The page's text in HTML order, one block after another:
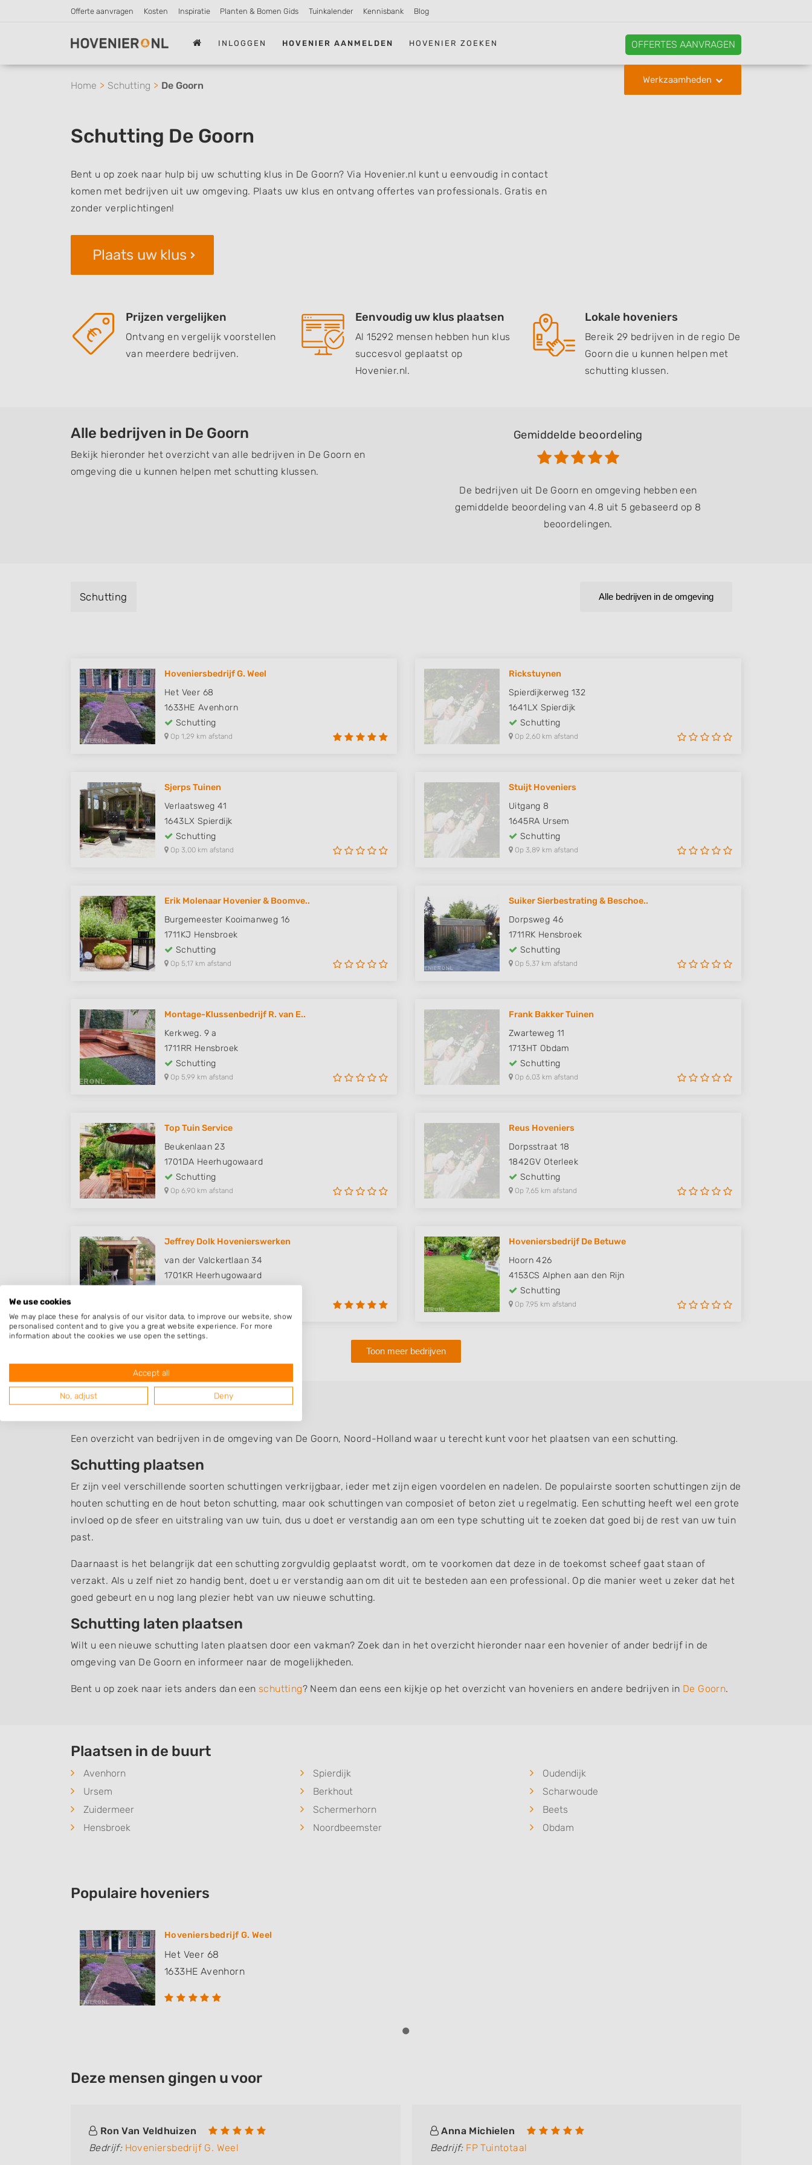
Offerte aanvragen Kosten Inspiratie Planten & Bomen Gids Tuinkalender Kennisbank Blog
INLOGGEN HOVENIER AANMELDEN HOVENIER ZOEKEN OFFERTES AANVRAGEN
Werkzaamheden
Home Schutting De Goorn
Schutting De Goorn
Bent u op zoek naar hulp bij uw schutting klus in De Goorn? Via Hovenier.nl kunt u eenvoudig in contact
komen met bedrijven uit uw omgeving. Plaats uw klus en ontvang offertes van professionals. Gratis en
zonder verplichtingen!
Plaats uw klus
Prijzen vergelijken
Ontvang en vergelijk voorstellen
van meerdere bedrijven.
Eenvoudig uw klus plaatsen
Al 15292 mensen hebben hun klus
succesvol geplaatst op
Hovenier.nl.
Lokale hoveniers
Bereik 29 bedrijven in de regio De
Goorn die u kunnen helpen met
schutting klussen.
Alle bedrijven in De Goorn
Bekijk hieronder het overzicht van alle bedrijven in De Goorn en
omgeving die u kunnen helpen met schutting klussen.
Gemiddelde beoordeling
De bedrijven uit De Goorn en omgeving hebben een
gemiddelde beoordeling van 4.8 uit 5 gebaseerd op 8
beoordelingen.
Schutting Alle bedrijven in de omgeving
Hoveniersbedrijf G. Weel
Het Veer 68
1633HE Avenhorn
Schutting
Op 1,29 km afstand
Rickstuynen
Spierdijkerweg 132
1641LX Spierdijk
Schutting
Op 2,60 km afstand
Sjerps Tuinen
Verlaatsweg 41
1643LX Spierdijk
Schutting
Op 3,00 km afstand
Stuijt Hoveniers
Uitgang 8
1645RA Ursem
Schutting
Op 3,89 km afstand
Erik Molenaar Hovenier & Boomve..
Burgemeester Kooimanweg 16
1711KJ Hensbroek
Schutting
Op 5,17 km afstand
Suiker Sierbestrating & Beschoe..
Dorpsweg 46
1711RK Hensbroek
Schutting
Op 5,37 km afstand
Montage-Klussenbedrijf R. van E..
Kerkweg. 9 a
1711RR Hensbroek
Schutting
Op 5,99 km afstand
Frank Bakker Tuinen
Zwarteweg 11
1713HT Obdam
Schutting
Op 6,03 km afstand
Top Tuin Service
Beukenlaan 23
1701DA Heerhugowaard
Schutting
Op 6,90 km afstand
Reus Hoveniers
Dorpsstraat 18
1842GV Oterleek
Schutting
Op 7,65 km afstand
Jeffrey Dolk Hovenierswerken
van der Valckertlaan 34
1701KR Heerhugowaard
Hoveniersbedrijf De Betuwe
Hoorn 426
4153CS Alphen aan den Rijn
Schutting
Op 7,95 km afstand
Toon meer bedrijven
Schutting De Goorn
Een overzicht van bedrijven in de omgeving van De Goorn, Noord-Holland waar u terecht kunt voor het plaatsen van een schutting.
Schutting plaatsen
Er zijn veel verschillende soorten schuttingen verkrijgbaar, ieder met zijn eigen voordelen en nadelen. De populairste soorten schuttingen zijn de
houten schutting en de hout beton schutting, maar ook schuttingen van composiet of beton ziet u regelmatig. Een schutting heeft wel een grote
invloed op de sfeer en uitstraling van uw tuin, dus u doet er verstandig aan om een type schutting uit te zoeken dat goed bij de rest van uw tuin
past.
Daarnaast is het belangrijk dat een schutting zorgvuldig geplaatst wordt, om te voorkomen dat deze in de toekomst scheef gaat staan of
verzakt. Als u zelf niet zo handig bent, doet u er verstandig aan om dit uit te besteden aan een professional. Op die manier weet u zeker dat het
goed gebeurt en u nog lang plezier hebt van uw nieuwe schutting.
Schutting laten plaatsen
Wilt u een nieuwe schutting laten plaatsen door een vakman? Zoek dan in het overzicht hieronder naar een hovenier of ander bedrijf in de
omgeving van De Goorn en informeer naar de mogelijkheden.
Bent u op zoek naar iets anders dan een schutting? Neem dan eens een kijkje op het overzicht van hoveniers en andere bedrijven in De Goorn.
Plaatsen in de buurt
Avenhorn Spierdijk
Oudendijk
Ursem
Berkhout
Scharwoude
Zuidermeer
Schermerhorn
Beets
Hensbroek
Noordbeemster Obdam
Populaire hoveniers
Hoveniersbedrijf G. Weel
Het Veer 68
1633HE Avenhorn
Deze mensen gingen u voor
Ron Van Veldhuizen
Bedrijf: Hoveniersbedrijf G. Weel
Anna Michielen
Bedrijf: FP Tuintotaal
We use cookies
We may place these for analysis of our visitor data, to improve our website, show
personalised content and to give you a great website experience. For more
information about the cookies we use open the settings.
Accept all
No, adjust Deny